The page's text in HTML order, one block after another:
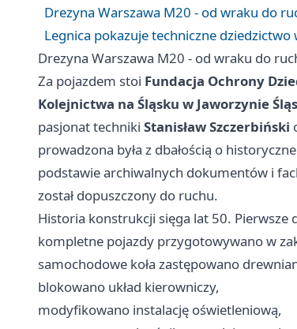
Drezyna Warszawa M20 - od wraku do
Legnica pokazuje techniczne
Drezyna Warszawa M20 - od wraku do
Za pojazdem stoi Fundacja Ochrony
Kolejnictwa na Śląsku w Jaworzynie
pasjonat techniki Stanisław Szczerbiński
prowadzona była z dbałością o
podstawie archiwalnych dokumentów i
został dopuszczony do ruchu.
Historia konstrukcji sięga lat 50. Pierwsze
kompletne pojazdy przygotowywano w
samochodowe koła zastępowano
blokowano układ kierowniczy,
modyfikowano instalację oświetleniową,